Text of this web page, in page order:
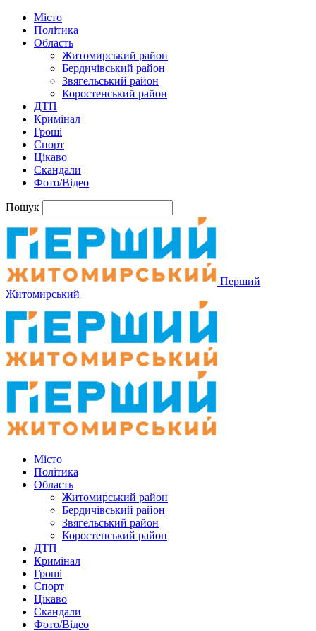
Місто
Політика
Область
Житомирський район
Бердичівський район
Звягельський район
Коростенський район
ДТП
Кримінал
Гроші
Спорт
Цікаво
Скандали
Фото/Відео
Пошук
Перший
Житомирський
Місто
Політика
Область
Житомирський район
Бердичівський район
Звягельський район
Коростенський район
ДТП
Кримінал
Гроші
Спорт
Цікаво
Скандали
Фото/Відео